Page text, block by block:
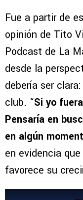
Fue a partir de
opinión de Tito
Podcast de La
desde la
debería ser
club. “Si yo
Pensaría en
en algún
en evidencia
favorece su